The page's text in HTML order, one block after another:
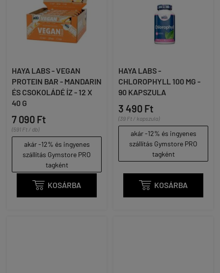
HAYA LABS - VEGAN
PROTEIN BAR - MANDARIN
ÉS CSOKOLÁDÉ ÍZ - 12 X
40 G
7 090 Ft
(591 Ft / db)
akár -12% és ingyenes
szállítás Gymstore PRO
tagként
 KOSÁRBA
HAYA LABS -
CHLOROPHYLL 100 MG -
90 KAPSZULA
3 490 Ft
(39 Ft / kapszula)
akár -12% és ingyenes
szállítás Gymstore PRO
tagként
 KOSÁRBA